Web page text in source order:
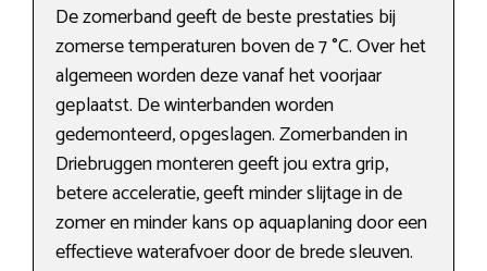
De zomerband geeft de beste prestaties bij
zomerse temperaturen boven de 7 °C. Over het
algemeen worden deze vanaf het voorjaar
geplaatst. De winterbanden worden
gedemonteerd, opgeslagen. Zomerbanden in
Driebruggen monteren geeft jou extra grip,
betere acceleratie, geeft minder slijtage in de
zomer en minder kans op aquaplaning door een
effectieve waterafvoer door de brede sleuven.